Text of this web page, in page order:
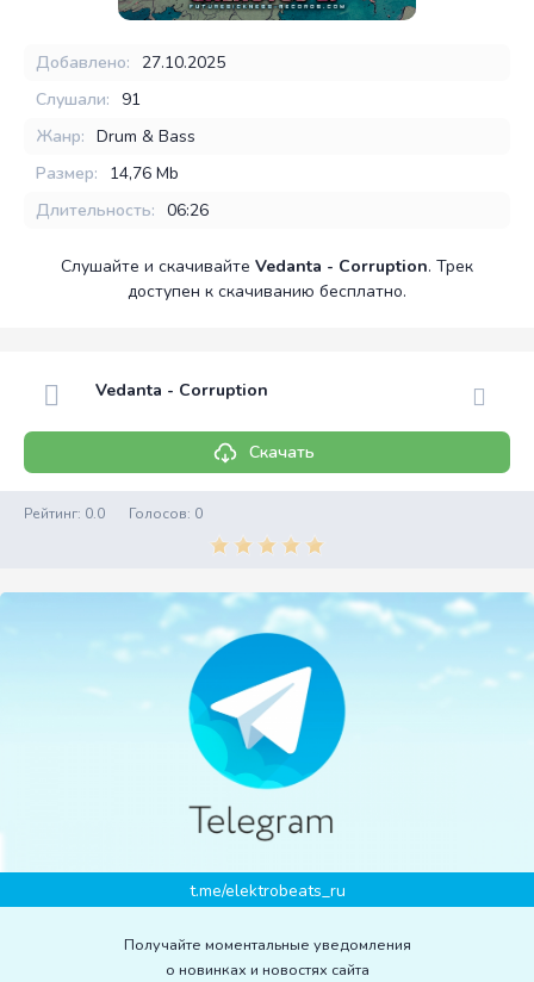
Добавлено:
27.10.2025
Слушали:
91
Жанр: Drum & Bass
Размер:
14,76 Mb
Длительность: 06:26
Слушайте и скачивайте Vedanta - Corruption. Трек
доступен к скачиванию бесплатно.
Vedanta - Corruption
Скачать
Рейтинг: 0.0 Голосов: 0
t.me/elektrobeats_ru
Получайте моментальные уведомления
о новинках и новостях сайта